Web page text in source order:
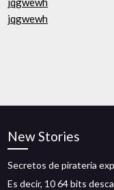
jqgwewh
New Stories
Secretos de piratería
Es decir, 10 64 bits